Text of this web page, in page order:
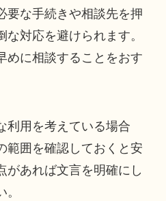
要な手続きや相談先を押
対応を避けられます。
めに相談することをおす
利用を考えている場合
範囲を確認しておくと安
があれば文言を明確にし